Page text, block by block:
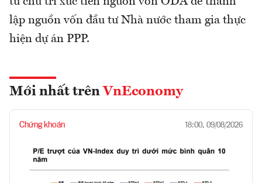
lập nguồn vốn đầu tư Nhà nước tham gia thực
hiện dự án PPP.
Mới nhất trên VnEconomy
Chứng khoán 18:00, 09/08/2026